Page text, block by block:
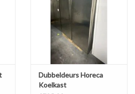
Dubbeldeurs Horeca
Koelkast